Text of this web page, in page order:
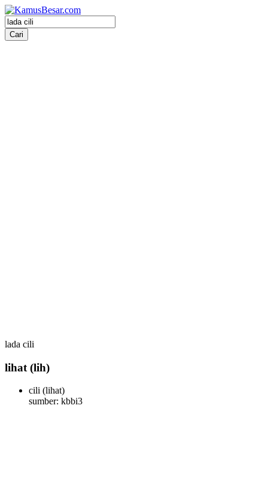
lada cili
lihat (lih)
cili (lihat)
sumber: kbbi3